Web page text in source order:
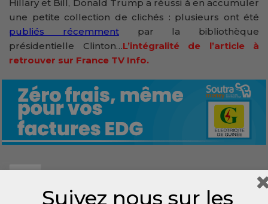
Hillary et Bill, Donald Trump a réussi à en accumuler
une petite collection de clichés : plusieurs ont été
publiés récemmentpar la bibliothèque
présidentielle Clinton…L’intégralité de l’article à
retrouver sur France TV Info.
Suivez nous sur les